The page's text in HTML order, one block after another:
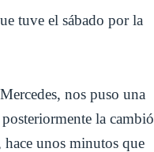
tuve el sábado por la
nos puso una
la cambió
unos minutos que